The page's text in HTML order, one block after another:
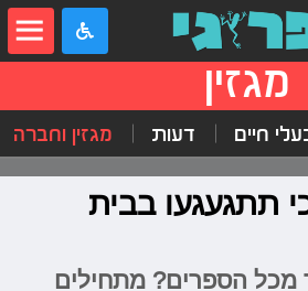
מגזין
חיים דעות מגזין וחברה
תתגעגעו בבית
מכל הספרים? מתחילים